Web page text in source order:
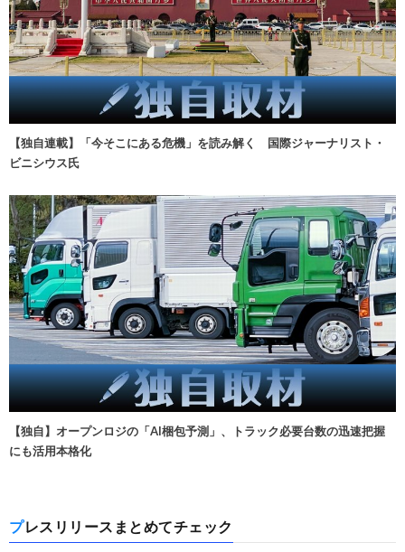
【独自連載】「今そこにある危機」を読み解く 国際ジャーナリスト・
ビニシウス氏
【独自】オープンロジの「AI梱包予測」、トラック必要台数の迅速把握
にも活用本格化
プレスリリースまとめてチェック